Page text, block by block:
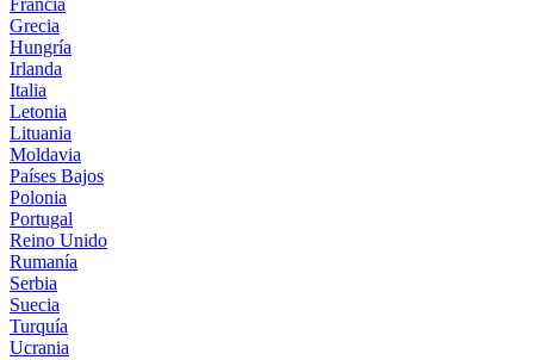
Francia
Grecia
Hungría
Irlanda
Italia
Letonia
Lituania
Moldavia
Países Bajos
Polonia
Portugal
Reino Unido
Rumanía
Serbia
Suecia
Turquía
Ucrania